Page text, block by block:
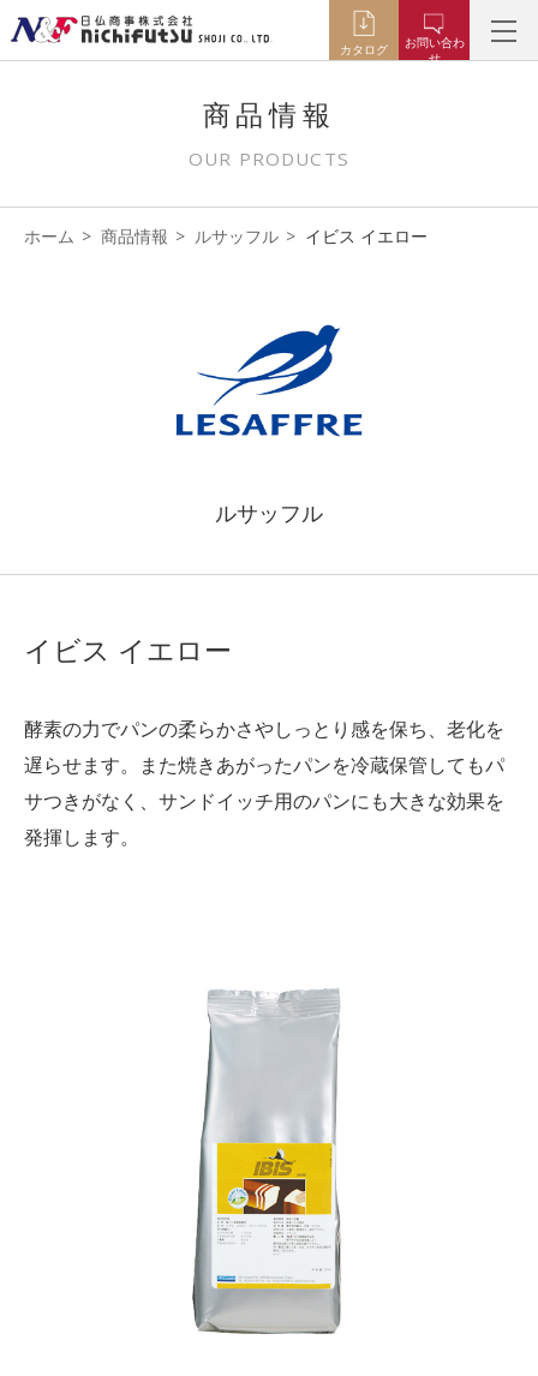
カタログ
お問い合わ
せ
商品情報
OUR PRODUCTS
ホーム 商品情報 ルサッフル イビス イエロー
ルサッフル
イビス イエロー
酵素の力でパンの柔らかさやしっとり感を保ち、老化を
遅らせます。また焼きあがったパンを冷蔵保管してもパ
サつきがなく、サンドイッチ用のパンにも大きな効果を
発揮します。